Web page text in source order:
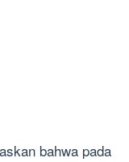
bahwa pada